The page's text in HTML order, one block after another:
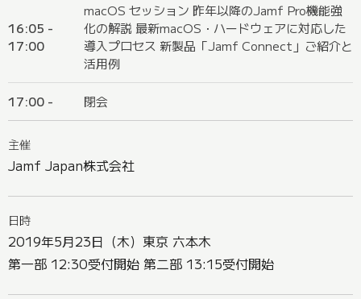
16:05 -
17:00
macOS セッション 昨年以降のJamf Pro機能強
化の解説 最新macOS・ハードウェアに対応した
導入プロセス 新製品「Jamf Connect」ご紹介と
活用例
17:00 - 閉会
主催
Jamf Japan株式会社
日時
2019年5月23日（木）東京 六本木
第一部 12:30受付開始 第二部 13:15受付開始